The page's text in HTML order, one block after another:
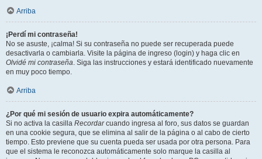
Arriba
¡Perdí mi contraseña!
No se asuste, ¡calma! Si su contraseña no puede ser recuperada puede
desactivarla o cambiarla. Visite la página de ingreso (login) y haga clic en
Olvidé mi contraseña. Siga las instrucciones y estará identificado nuevamente
en muy poco tiempo.
Arriba
¿Por qué mi sesión de usuario expira automáticamente?
Si no activa la casilla Recordarcuando ingresa al foro, sus datos se guardan
en una cookie segura, que se elimina al salir de la página o al cabo de cierto
tiempo. Esto previene que su cuenta pueda ser usada por otra persona. Para
que el sistema le reconozca automáticamente solo marque la casilla al